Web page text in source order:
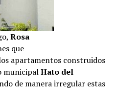
Rosa
que
apartamentos construidos
municipalHato del
de manera irregular estas